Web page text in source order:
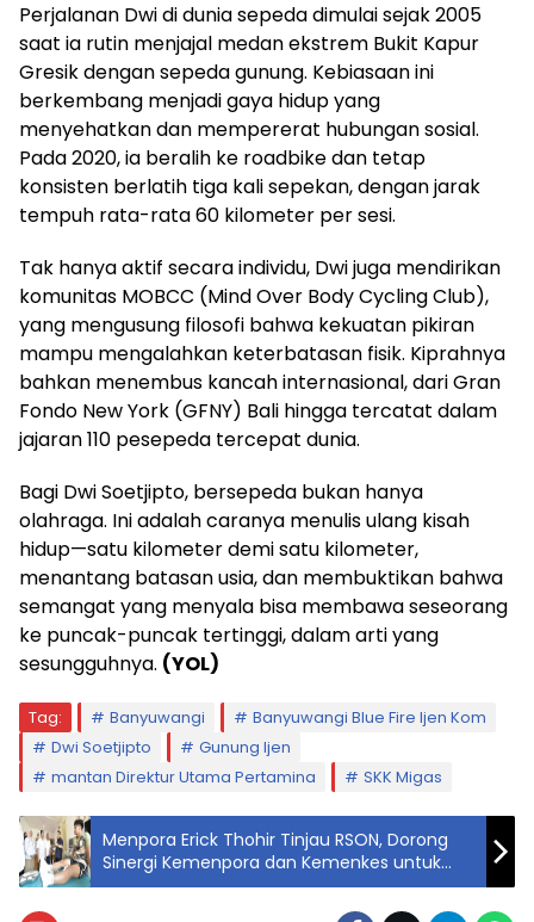
Perjalanan Dwi di dunia sepeda dimulai sejak 2005
saat ia rutin menjajal medan ekstrem Bukit Kapur
Gresik dengan sepeda gunung. Kebiasaan ini
berkembang menjadi gaya hidup yang
menyehatkan dan mempererat hubungan sosial.
Pada 2020, ia beralih ke roadbike dan tetap
konsisten berlatih tiga kali sepekan, dengan jarak
tempuh rata-rata 60 kilometer per sesi.
Tak hanya aktif secara individu, Dwi juga mendirikan
komunitas MOBCC (Mind Over Body Cycling Club),
yang mengusung filosofi bahwa kekuatan pikiran
mampu mengalahkan keterbatasan fisik. Kiprahnya
bahkan menembus kancah internasional, dari Gran
Fondo New York (GFNY) Bali hingga tercatat dalam
jajaran 110 pesepeda tercepat dunia.
Bagi Dwi Soetjipto, bersepeda bukan hanya
olahraga. Ini adalah caranya menulis ulang kisah
hidup—satu kilometer demi satu kilometer,
menantang batasan usia, dan membuktikan bahwa
semangat yang menyala bisa membawa seseorang
ke puncak-puncak tertinggi, dalam arti yang
sesungguhnya. (YOL)
Tag: Banyuwangi
Banyuwangi Blue Fire Ijen Kom
Dwi Soetjipto
Gunung Ijen
mantan Direktur Utama Pertamina
SKK Migas
Menpora Erick Thohir Tinjau RSON, Dorong
Sinergi Kemenpora dan Kemenkes untuk
Sport Science